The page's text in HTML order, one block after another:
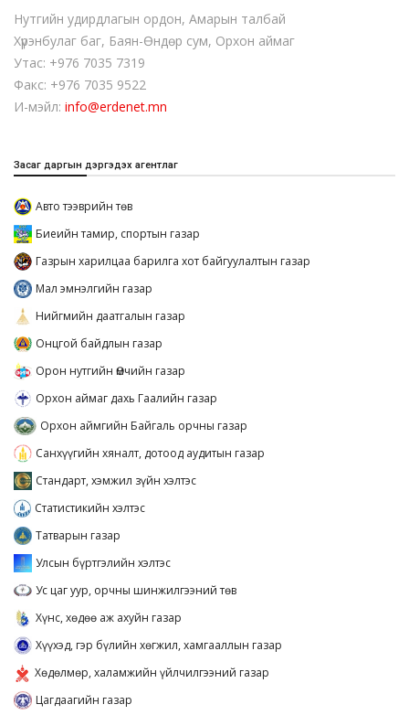
Нутгийн удирдлагын ордон, Амарын талбай
Хүрэнбулаг баг, Баян-Өндөр сум, Орхон аймаг
Утас: +976 7035 7319
Факс: +976 7035 9522
И-мэйл: info@erdenet.mn
Засаг даргын дэргэдэх агентлаг
Авто тээврийн төв
Биеийн тамир, спортын газар
Газрын харилцаа барилга хот байгуулалтын газар
Мал эмнэлгийн газар
Нийгмийн даатгалын газар
Онцгой байдлын газар
Орон нутгийн Өмчийн газар
Орхон аймаг дахь Гаалийн газар
Орхон аймгийн Байгаль орчны газар
Санхүүгийн хяналт, дотоод аудитын газар
Стандарт, хэмжил зүйн хэлтэс
Статистикийн хэлтэс
Татварын газар
Улсын бүртгэлийн хэлтэс
Ус цаг уур, орчны шинжилгээний төв
Хүнс, хөдөө аж ахуйн газар
Хүүхэд, гэр бүлийн хөгжил, хамгааллын газар
Хөдөлмөр, халамжийн үйлчилгээний газар
Цагдаагийн газар